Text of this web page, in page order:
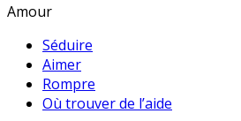
Amour
Séduire
Aimer
Rompre
Où trouver de l’aide